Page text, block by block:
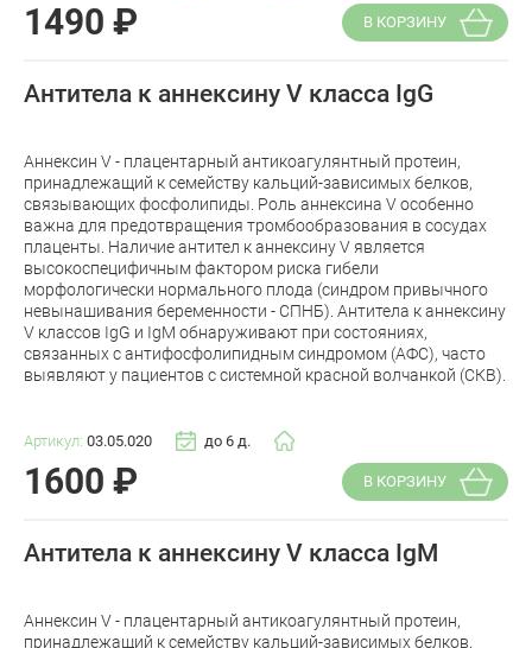
1490 ₽ В КОРЗИНУ
Антитела к аннексину V класса IgG
Аннексин V - плацентарный антикоагулянтный протеин,
принадлежащий к семейству кальций-зависимых белков,
связывающих фосфолипиды. Роль аннексина V особенно
важна для предотвращения тромбообразования в сосудах
плаценты. Наличие антител к аннексину V является
высокоспецифичным фактором риска гибели
морфологически нормального плода (синдром привычного
невынашивания беременности - СПНБ). Антитела к аннексину
V классов IgG и IgM обнаруживают при состояниях,
связанных с антифосфолипидным синдромом (АФС), часто
выявляют у пациентов с системной красной волчанкой (СКВ).
Артикул: 03.05.020 до 6 д.
1600 ₽ В КОРЗИНУ
Антитела к аннексину V класса IgM
Аннексин V - плацентарный антикоагулянтный протеин,
принадлежащий к семейству кальций-зависимых белков,